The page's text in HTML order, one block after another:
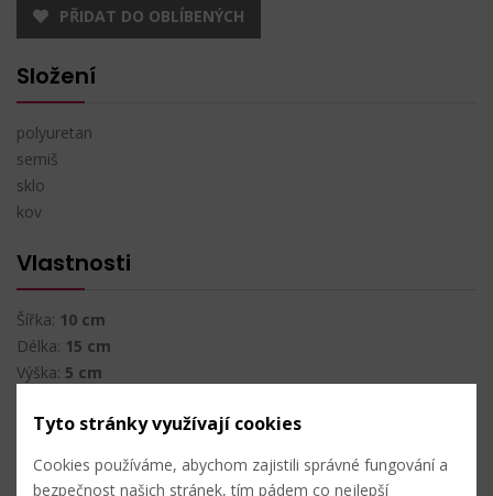
PŘIDAT DO OBLÍBENÝCH
Složení
polyuretan
semiš
sklo
kov
Vlastnosti
Šířka: 10 cm
Délka: 15 cm
Výška: 5 cm
Nahlásit problém
Tyto stránky využívají cookies
Cookies používáme, abychom zajistili správné fungování a
bezpečnost našich stránek, tím pádem co nejlepší